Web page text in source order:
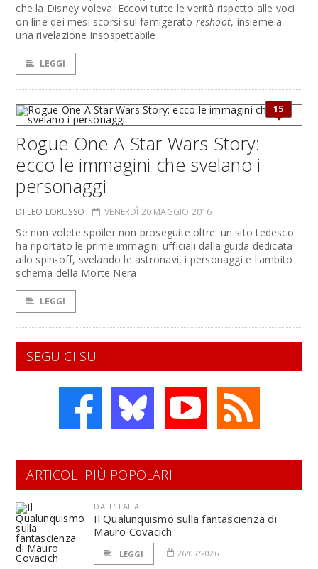
che la Disney voleva. Eccovi tutte le verità rispetto alle voci
on line dei mesi scorsi sul famigerato reshoot, insieme a
una rivelazione insospettabile
LEGGI
15
Rogue One A Star Wars Story:
ecco le immagini che svelano i
personaggi
DI LEO LORUSSO VENERDÌ 20 MAGGIO 2016
Se non volete spoiler non proseguite oltre: un sito tedesco
ha riportato le prime immagini ufficiali dalla guida dedicata
allo spin-off, svelando le astronavi, i personaggi e l'ambito
schema della Morte Nera
LEGGI
SEGUICI SU
ARTICOLI PIÙ POPOLARI
DALL'ITALIA
Il Qualunquismo sulla fantascienza di
Mauro Covacich
LEGGI 26/07/2026